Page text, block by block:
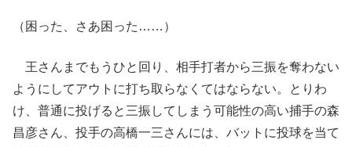
（困った、さあ困った……）
王さんまでもうひと回り、相手打者から三振を奪わない
ようにしてアウトに打ち取らなくてはならない。とりわ
け、普通に投げると三振してしまう可能性の高い捕手の森
昌彦さん、投手の高橋一三さんには、バットに投球を当て